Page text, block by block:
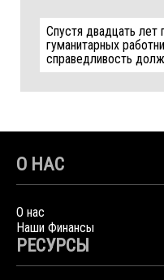
Спустя двадцать лет
гуманитарных
справедливость
О НАС
О нас
Наши Финансы
РЕСУРСЫ